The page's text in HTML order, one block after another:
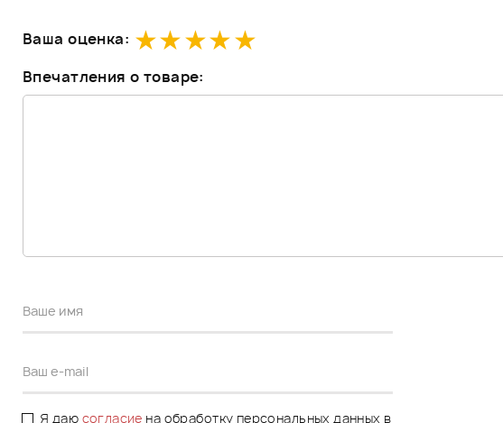
Ваша оценка:
Впечатления о товаре:
Я даю согласие на обработку персональных данных в